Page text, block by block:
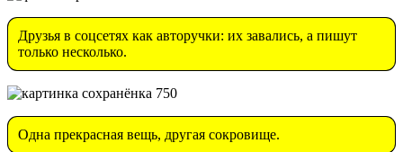
Друзья в соцсетях как авторучки: их завались, а пишут
только несколько.
Одна прекрасная вещь, другая сокровище.